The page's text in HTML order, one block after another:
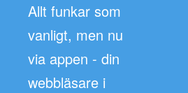
Allt funkar som
vanligt, men nu
via appen - din
webbläsare i